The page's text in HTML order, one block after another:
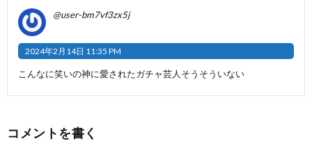
@user-bm7vf3zx5j
2024年2月14日 11:35 PM
こんなに笑いの神に愛されたガチャ芸人そうそういない
コメントを書く